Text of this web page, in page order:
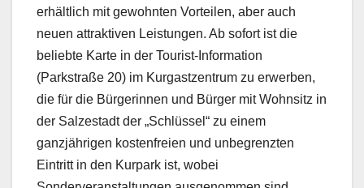
erhältlich mit gewohnten Vorteilen, aber auch
neuen attraktiven Leistungen. Ab sofort ist die
beliebte Karte in der Tourist-Information
(Parkstraße 20) im Kurgastzentrum zu erwerben,
die für die Bürgerinnen und Bürger mit Wohnsitz in
der Salzestadt der „Schlüssel“ zu einem
ganzjährigen kostenfreien und unbegrenzten
Eintritt in den Kurpark ist, wobei